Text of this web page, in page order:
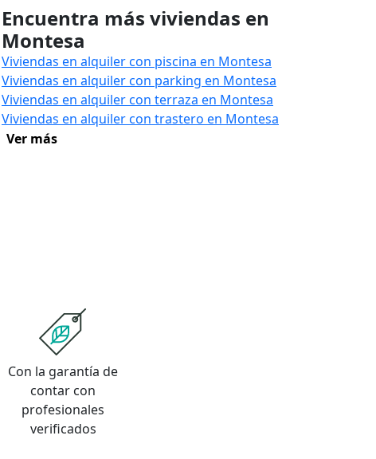
Encuentra más viviendas en
Montesa
Viviendas en alquiler con piscina en Montesa
Viviendas en alquiler con parking en Montesa
Viviendas en alquiler con terraza en Montesa
Viviendas en alquiler con trastero en Montesa
Ver más
Con la garantía de
contar con
profesionales
verificados